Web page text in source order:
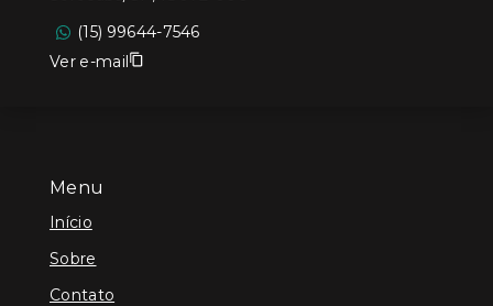
Menu
Início
Sobre
Contato
(15) 99644-7546
Ver e-mail